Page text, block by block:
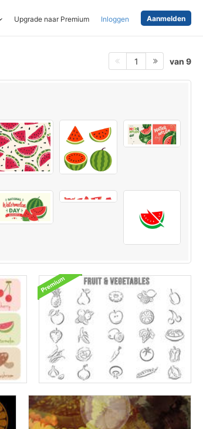
Upgrade naar Premium Inloggen Aanmelden
1 van 9